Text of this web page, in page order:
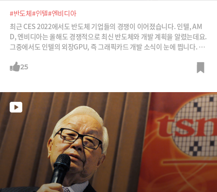
#반도체#인텔#엔비디아
최근 CES 2022에서도 반도체 기업들의 경쟁이 이어졌습니다. 인텔, AM
D, 엔비디아는 올해도 경쟁적으로 최신 반도체와 개발 계획을 알렸는데요.
그중에서도 인텔의 외장GPU, 즉 그래픽카드 개발 소식이 눈에 띕니다. 엔
도체 전쟁의 향방을 알아봅니다.
25